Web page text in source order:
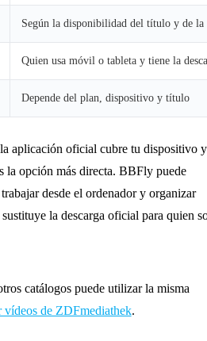
Según la disponibilidad del título y de la
Quien usa móvil o tableta y tiene la
Depende del plan, dispositivo y título
aplicación oficial cubre tu dispositivo y
la opción más directa. BBFly puede
desde el ordenador y organizar
la descarga oficial para quien
catálogos puede utilizar la misma
vídeos de ZDFmediathek.